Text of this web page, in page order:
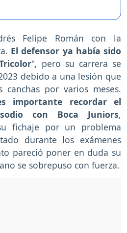
Felipe Román con la
El defensor ya había sido
pero su carrera se
debido a una lesión que
por varios meses.
importante recordar el
con Boca Juniors,
fichaje por un problema
durante los exámenes
pareció poner en duda su
se sobrepuso con fuerza.